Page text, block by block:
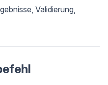
Validierung,